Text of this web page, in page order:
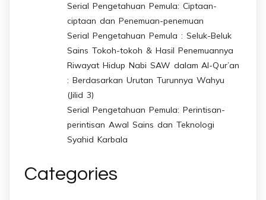
Serial Pengetahuan Pemula: Ciptaan-
ciptaan dan Penemuan-penemuan
Serial Pengetahuan Pemula : Seluk-Beluk
Sains Tokoh-tokoh & Hasil Penemuannya
Riwayat Hidup Nabi SAW dalam Al-Qur’an
: Berdasarkan Urutan Turunnya Wahyu
(Jilid 3)
Serial Pengetahuan Pemula: Perintisan-
perintisan Awal Sains dan Teknologi
Syahid Karbala
Categories